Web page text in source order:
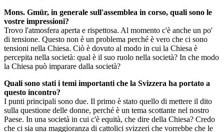
Mons. Gmür, in generale sull'assemblea in corso, quali sono le
vostre impressioni?
Trovo l'atmosfera aperta e rispettosa. Al momento c'è anche un po'
di tensione. Questo non è un problema perché è vero che ci sono
tensioni nella Chiesa. Ciò è dovuto al modo in cui la Chiesa è
percepita nella società: qual è il suo ruolo nella società? In che modo
la Chiesa può imparare dalla società?
Quali sono stati i temi importanti che la Svizzera ha portato a
questo incontro?
I punti principali sono due. Il primo è stato quello di mettere il dito
sulla questione delle donne, perché è un tema scottante nel nostro
Paese. In una società in cui c'è equità, che dire della Chiesa? Credo
che ci sia una maggioranza di cattolici svizzeri che vorrebbe che le